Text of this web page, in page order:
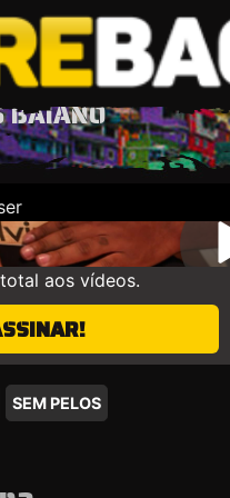
BAIANO
Não perca mais
aos vídeos.
SEM PELOS